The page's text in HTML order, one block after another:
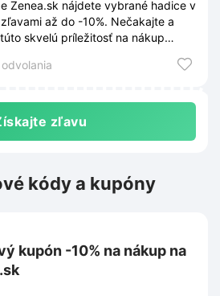
Zenea.sk nájdete vybrané hadice v
až do -10%. Nečakajte a
skvelú príležitosť na nákup
zľavu
kódy a kupóny
kupón -10% na nákup na